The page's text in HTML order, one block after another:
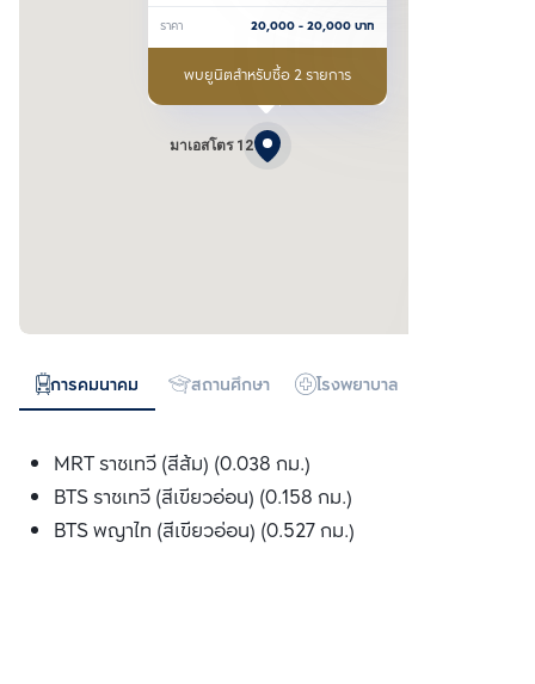
มาเอสโตร 12
ราคา 20,000- 20,000บาท
พบยูนิตสำหรับซื้อ 2 รายการ
การคมนาคม สถานศึกษา โรงพยาบาล
MRT ราชเทวี (สีส้ม) (0.038 กม.)
BTS ราชเทวี (สีเขียวอ่อน) (0.158 กม.)
BTS พญาไท (สีเขียวอ่อน) (0.527 กม.)